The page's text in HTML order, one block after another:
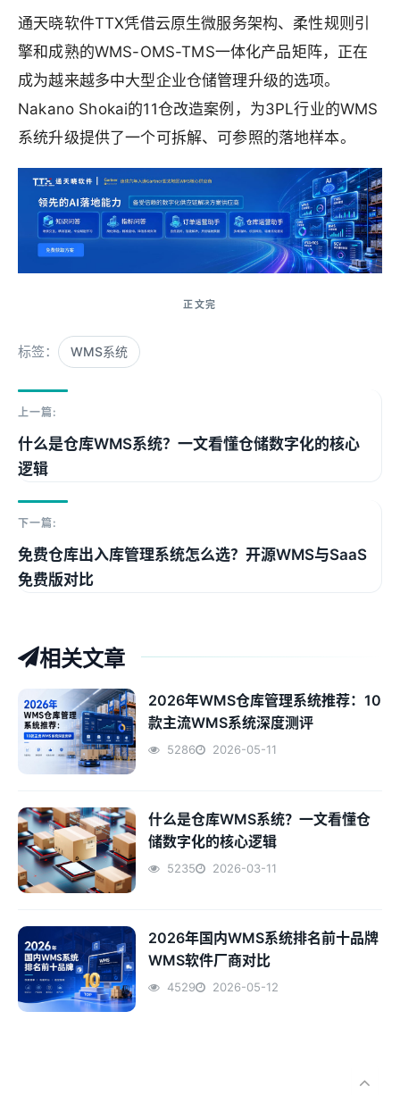
通天晓软件TTX凭借云原生微服务架构、柔性规则引
擎和成熟的WMS-OMS-TMS一体化产品矩阵，正在
成为越来越多中大型企业仓储管理升级的选项。
Nakano Shokai的11仓改造案例，为3PL行业的WMS
系统升级提供了一个可拆解、可参照的落地样本。
标签： WMS系统
上一篇:
什么是仓库WMS系统？一文看懂仓储数字化的核心
逻辑
下一篇:
免费仓库出入库管理系统怎么选？开源WMS与SaaS
免费版对比
相关文章
2026年WMS仓库管理系统推荐：10
款主流WMS系统深度测评
5286 2026-05-11
什么是仓库WMS系统？一文看懂仓
储数字化的核心逻辑
5235 2026-03-11
2026年国内WMS系统排名前十品牌
WMS软件厂商对比
4529 2026-05-12